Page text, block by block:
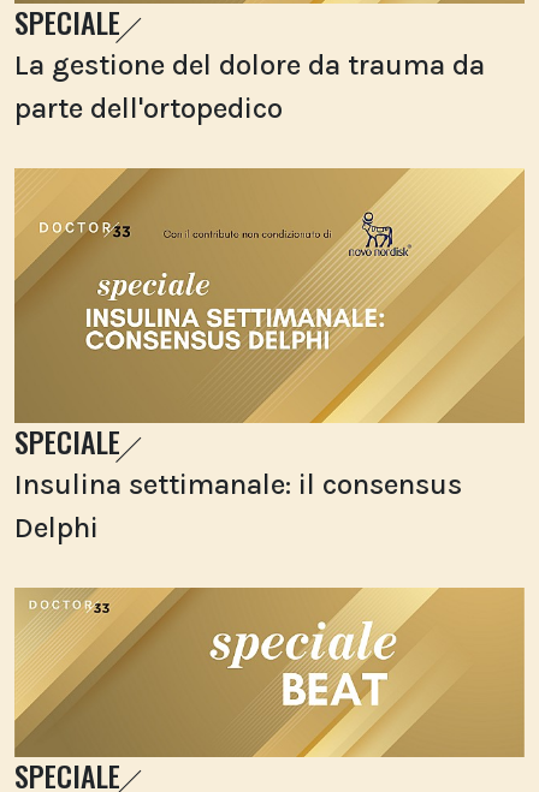
SPECIALE
La gestione del dolore da trauma da
parte dell'ortopedico
SPECIALE
Insulina settimanale: il consensus
Delphi
SPECIALE